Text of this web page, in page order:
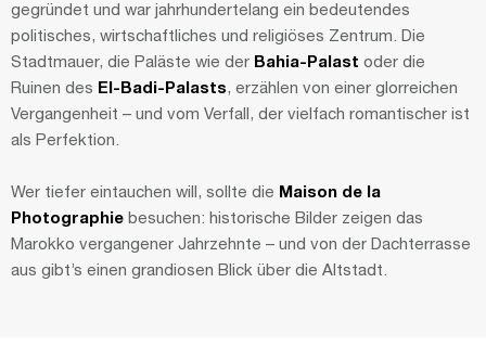
gegründet und war jahrhundertelang ein bedeutendes
politisches, wirtschaftliches und religiöses Zentrum. Die
Stadtmauer, die Paläste wie der Bahia-Palast oder die
Ruinen des El-Badi-Palasts , erzählen von einer glorreichen
Vergangenheit – und vom Verfall, der vielfach romantischer ist
als Perfektion.
Wer tiefer eintauchen will, sollte die Maison de la
Photographie besuchen: historische Bilder zeigen das
Marokko vergangener Jahrzehnte – und von der Dachterrasse
aus gibt’s einen grandiosen Blick über die Altstadt.